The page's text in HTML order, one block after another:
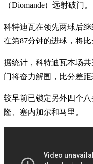
（Diomande）远射破门。
科特迪瓦在领先两球后继
在第87分钟的进球，将比
据统计，科特迪瓦本场
门将奋力解围，比分差距
较早前已锁定另外四个
隆、塞内加尔和马里。